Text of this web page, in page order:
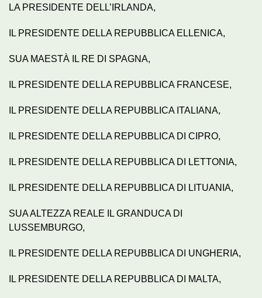
LA PRESIDENTE DELL’IRLANDA,
IL PRESIDENTE DELLA REPUBBLICA ELLENICA,
SUA MAESTÀ IL RE DI SPAGNA,
IL PRESIDENTE DELLA REPUBBLICA FRANCESE,
IL PRESIDENTE DELLA REPUBBLICA ITALIANA,
IL PRESIDENTE DELLA REPUBBLICA DI CIPRO,
IL PRESIDENTE DELLA REPUBBLICA DI LETTONIA,
IL PRESIDENTE DELLA REPUBBLICA DI LITUANIA,
SUA ALTEZZA REALE IL GRANDUCA DI
LUSSEMBURGO,
IL PRESIDENTE DELLA REPUBBLICA DI UNGHERIA,
IL PRESIDENTE DELLA REPUBBLICA DI MALTA,